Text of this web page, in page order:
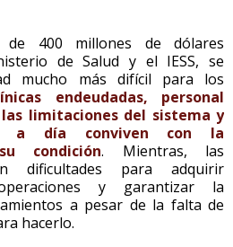
400 millones de dólares
de Salud y el IESS, se
mucho más difícil para los
endeudadas, personal
limitaciones del sistema y
a día conviven con la
condición. Mientras, las
dificultades para adquirir
y garantizar la
a pesar de la falta de
hacerlo.